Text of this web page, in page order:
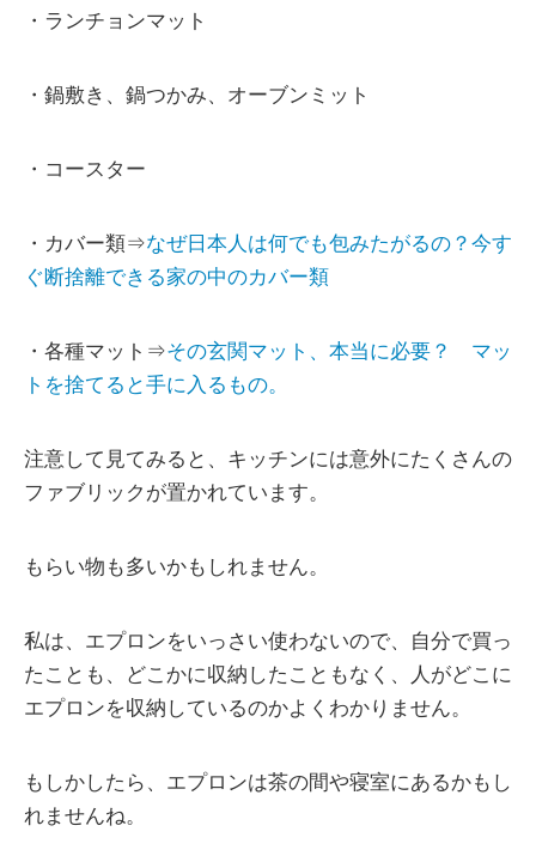
・ランチョンマット
・鍋敷き、鍋つかみ、オーブンミット
・コースター
・カバー類⇒なぜ日本人は何でも包みたがるの？今す
ぐ断捨離できる家の中のカバー類
・各種マット⇒その玄関マット、本当に必要？ マッ
トを捨てると手に入るもの。
注意して見てみると、キッチンには意外にたくさんの
ファブリックが置かれています。
もらい物も多いかもしれません。
私は、エプロンをいっさい使わないので、自分で買っ
たことも、どこかに収納したこともなく、人がどこに
エプロンを収納しているのかよくわかりません。
もしかしたら、エプロンは茶の間や寝室にあるかもし
れませんね。